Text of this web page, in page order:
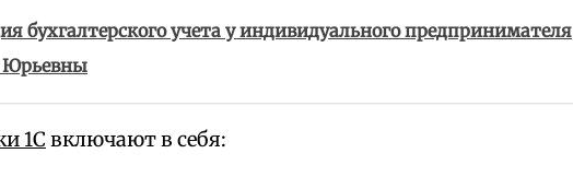
бухгалтерского учета у индивидуального предпринимателя
Юрьевны
1С включают в себя: